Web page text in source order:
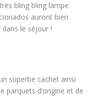
bling bling lampe
auront bien
le séjour !
superbe cachet ainsi
parquets d’origine et de